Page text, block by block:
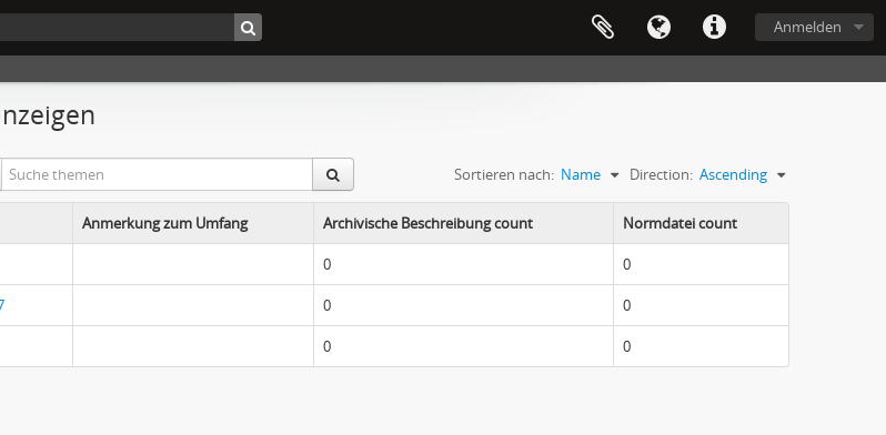
Anmelden
Sortieren nach: Name Direction: Ascending
Anmerkung zum Umfang Archivische Beschreibung count Normdatei count
0 0
0 0
0 0